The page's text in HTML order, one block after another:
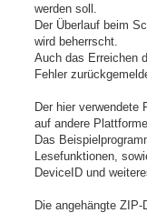
werden soll.
Der Überlauf beim
wird beherrscht.
Auch das Erreichen
Fehler
Der hier verwendete
auf andere
Das
Lesefunktionen,
DeviceID und
Die angehängte